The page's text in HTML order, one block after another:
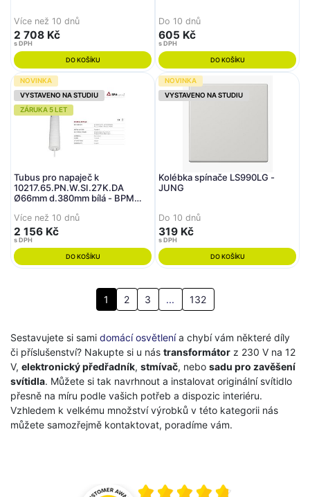
Více než 10 dnů
2 708 Kč
s DPH
DO KOŠÍKU
Do 10 dnů
605 Kč
s DPH
DO KOŠÍKU
NOVINKA
VYSTAVENO NA STUDIU
ZÁRUKA 5 LET
Tubus pro napaječ k
10217.65.PN.W.SI.27K.DA
Ø66mm d.380mm bílá - BPM
Více než 10 dnů
2 156 Kč
s DPH
DO KOŠÍKU
NOVINKA
VYSTAVENO NA STUDIU
Kolébka spínače LS990LG -
JUNG
Do 10 dnů
319 Kč
s DPH
DO KOŠÍKU
1 2 3 ... 132
Sestavujete si sami domácí osvětlenía chybí vám některé díly
či příslušenství? Nakupte si u nás transformátor z 230 V na 12
V, elektronický předřadník, stmívač, nebo sadu pro zavěšení
svítidla. Můžete si tak navrhnout a instalovat originální svítidlo
přesně na míru podle vašich potřeb a dispozic interiéru.
Vzhledem k velkému množství výrobků v této kategorii nás
můžete samozřejmě kontaktovat, poradíme vám.
Průměrné hodnocení 4.8 z 5